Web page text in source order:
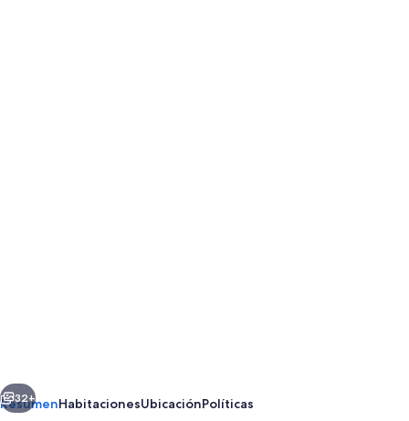
Siguiente
32+
ResumenHabitacionesUbicaciónPolíticas